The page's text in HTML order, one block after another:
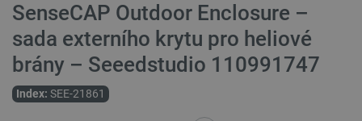
SenseCAP Outdoor Enclosure –
sada externího krytu pro heliové
brány – Seeedstudio 110991747
Index: SEE-21861